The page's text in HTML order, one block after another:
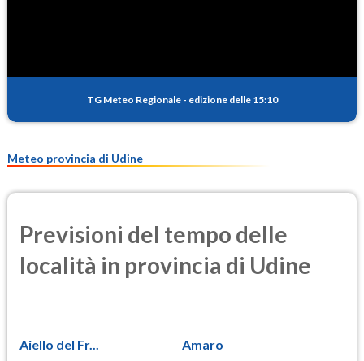
PM25
TG Meteo Regionale - edizione delle 15:10
Meteo provincia di Udine
Previsioni del tempo delle
località in provincia di Udine
Aiello del Fr... Amaro